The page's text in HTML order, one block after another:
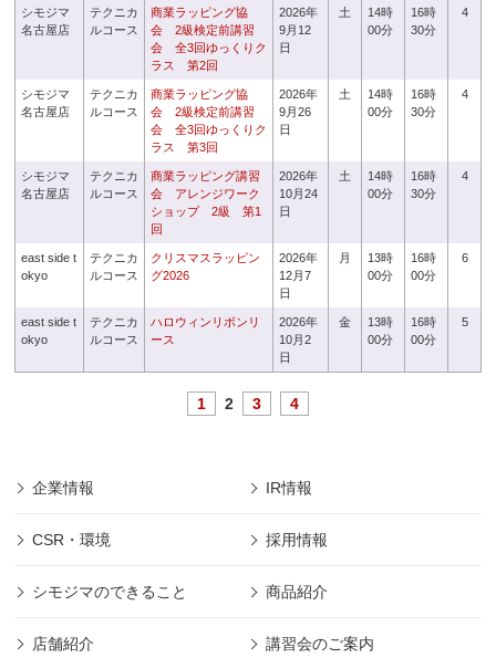
シモジマ
名古屋店
テクニカ
ルコース
商業ラッピング協
会 2級検定前講習
会 全3回ゆっくりク
ラス 第2回
2026年
9月12
日
土
14時
00分
16時
30分
4
シモジマ
名古屋店
テクニカ
ルコース
商業ラッピング協
会 2級検定前講習
会 全3回ゆっくりク
ラス 第3回
2026年
9月26
日
土
14時
00分
16時
30分
4
シモジマ
名古屋店
テクニカ
ルコース
商業ラッピング講習
会 アレンジワーク
ショップ 2級 第1
回
2026年
10月24
日
土
14時
00分
16時
30分
4
east side t
okyo
テクニカ
ルコース
クリスマスラッピン
グ2026
2026年
12月7
日
月
13時
00分
16時
00分
6
east side t
okyo
テクニカ
ルコース
ハロウィンリボンリ
ース
2026年
10月2
日
金
13時
00分
16時
00分
5
1 2 3 4
企業情報 IR情報
CSR・環境 採用情報
シモジマのできること 商品紹介
店舗紹介 講習会のご案内